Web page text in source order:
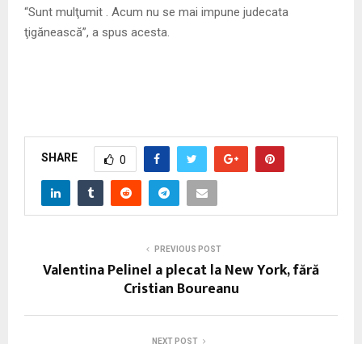
“Sunt mulţumit . Acum nu se mai impune judecata
ţigănească”, a spus acesta.
SHARE 0
PREVIOUS POST
Valentina Pelinel a plecat la New York, fără
Cristian Boureanu
NEXT POST